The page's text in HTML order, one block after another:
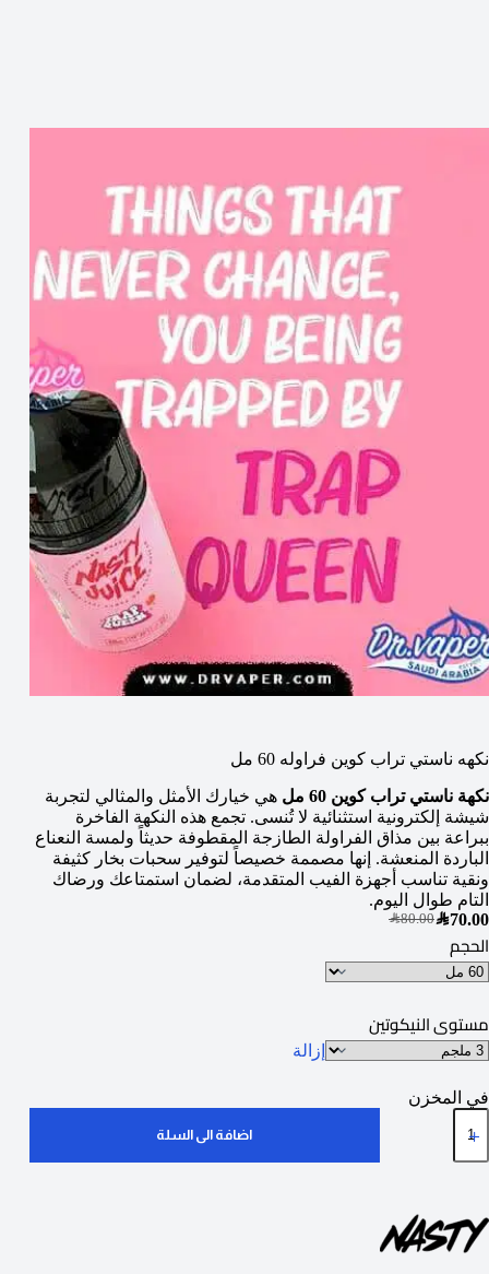
نكهه ناستي تراب كوين فراوله 60 مل
نكهة ناستي تراب كوين 60 مل
هي خيارك الأمثل والمثالي لتجربة
شيشة إلكترونية استثنائية لا تُنسى. تجمع هذه النكهة الفاخرة
ببراعة بين مذاق الفراولة الطازجة المقطوفة حديثاً ولمسة النعناع
الباردة المنعشة. إنها مصممة خصيصاً لتوفير سحبات بخار كثيفة
ونقية تناسب أجهزة الفيب المتقدمة، لضمان استمتاعك ورضاك
التام طوال اليوم.
SAR80.00SAR70.00
الحجم
مستوى النيكوتين
إزالة
في المخزن
اضافة الى السلة